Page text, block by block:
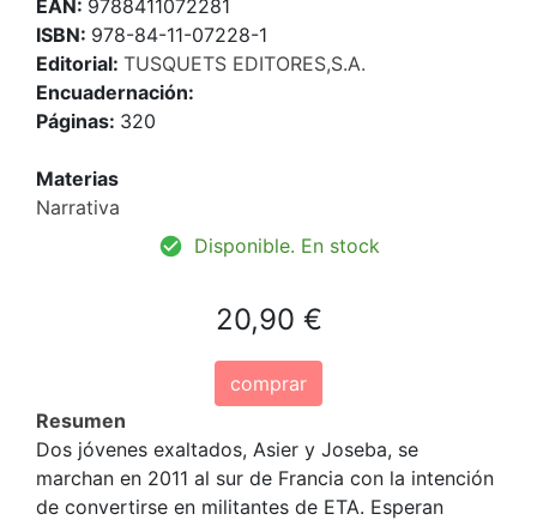
EAN: 9788411072281
ISBN: 978-84-11-07228-1
Editorial: TUSQUETS EDITORES,S.A.
Encuadernación:
Páginas: 320
Materias
Narrativa
Disponible. En stock
20,90 €
comprar
Resumen
Dos jóvenes exaltados, Asier y Joseba, se
marchan en 2011 al sur de Francia con la intención
de convertirse en militantes de ETA. Esperan